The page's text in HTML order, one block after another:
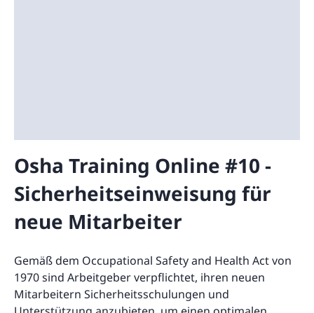
Osha Training Online #10 -
Sicherheitseinweisung für
neue Mitarbeiter
Gemäß dem Occupational Safety and Health Act von
1970 sind Arbeitgeber verpflichtet, ihren neuen
Mitarbeitern Sicherheitsschulungen und